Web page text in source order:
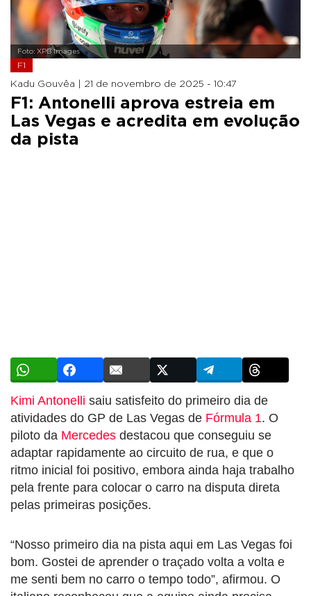
Foto: XPB Images
F1
Kadu Gouvêa | 21 de novembro de 2025 - 10:47
F1: Antonelli aprova estreia em
Las Vegas e acredita em evolução
da pista
Kimi Antonelli saiu satisfeito do primeiro dia de
atividades do GP de Las Vegas de Fórmula 1. O
piloto da Mercedes destacou que conseguiu se
adaptar rapidamente ao circuito de rua, e que o
ritmo inicial foi positivo, embora ainda haja trabalho
pela frente para colocar o carro na disputa direta
pelas primeiras posições.
“Nosso primeiro dia na pista aqui em Las Vegas foi
bom. Gostei de aprender o traçado volta a volta e
me senti bem no carro o tempo todo”, afirmou. O